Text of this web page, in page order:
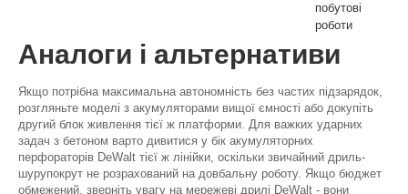
побутові
роботи
Аналоги і альтернативи
Якщо потрібна максимальна автономність без частих підзарядок,
розгляньте моделі з акумуляторами вищої ємності або докупіть
другий блок живлення тієї ж платформи. Для важких ударних
задач з бетоном варто дивитися у бік акумуляторних
перфораторів DeWalt тієї ж лінійки, оскільки звичайний дриль-
шурупокрут не розрахований на довбальну роботу. Якщо бюджет
обмежений, зверніть увагу на мережеві дрилі DeWalt - вони